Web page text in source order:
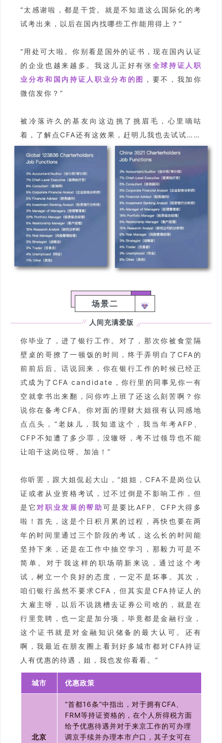
“太感谢啦，都是干货。就是不知道这么国际化的考
试考出来，以后在国内找哪些工作能用得上？”
“用处可大啦。你别看是国外的证书，现在国内认证
的企业也越来越多。我这儿正好有张 全球持证人职
业分布和国内持证人职业分布的图 ，要不，我加你
微信发你？”
被冷落许久的基友向这边挑了挑眉毛，心里嘀咕
着，了解点CFA还有这效果，赶明儿我也去试试……
场景二
人间充满爱版
你毕业了，进了银行工作。对了，那次你被食堂隔
壁桌的哥撩了一顿饭的时间，终于弄明白了CFA的
前前后后。话说回来，你在银行工作的时候已经正
式成为了CFA candidate，你行里的同事见你一有
空就拿书出来翻，问你咋上班了还这么刻苦啊？你
说你在备考CFA。你对面的理财大姐很有认同感地
点点头，“老妹儿，我知道这个，我当年考AFP、
CFP不知遭了多少罪，没辙呀，考不过领导也不能
让咱干这岗位呀。加油！”
你听罢，跟大姐侃起大山，“姐姐，CFA不是岗位认
证或者从业资格考试，过不过倒是不影响工作，但
是它 对职业发展的帮助可是要比AFP、CFP大得多
啦！首先，这是个日积月累的过程，再快也要在两
年的时间里通过三个阶段的考试，这么长的时间能
坚持下来，还是在工作中抽空学习，那毅力可是不
简单。对于我这样的职场萌新来说，通过这个考
试，树立一个良好的态度，一定不是坏事。其次，
咱们银行虽然不要求CFA，但其实是CFA持证人的
大雇主呀，以后不说跳槽去证券公司啥的，就是在
行里竞聘，也一定是加分项，毕竟都是金融行业，
这个证书就是对金融知识储备的最大认可。还有
啊，我最近在朋友圈上看到好多城市都对CFA持证
人有优惠的待遇，姐，我也发你看看。”
城市 优惠政策
北京
“首都16条”中指出，对于拥有CFA、
FRM等持证资格的，在个人所得税方面
给予优惠待遇并对于来京工作的可办理
调京手续并办理本市户口，其子女可在